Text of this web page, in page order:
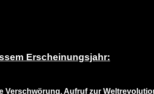
Erscheinungsjahr:
Verschwörung. Aufruf zur